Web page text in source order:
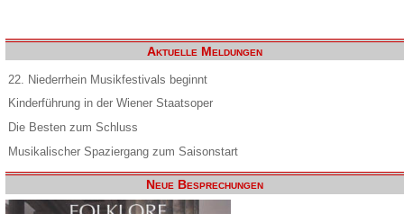
Aktuelle Meldungen
22. Niederrhein Musikfestivals beginnt
Kinderführung in der Wiener Staatsoper
Die Besten zum Schluss
Musikalischer Spaziergang zum Saisonstart
Neue Besprechungen